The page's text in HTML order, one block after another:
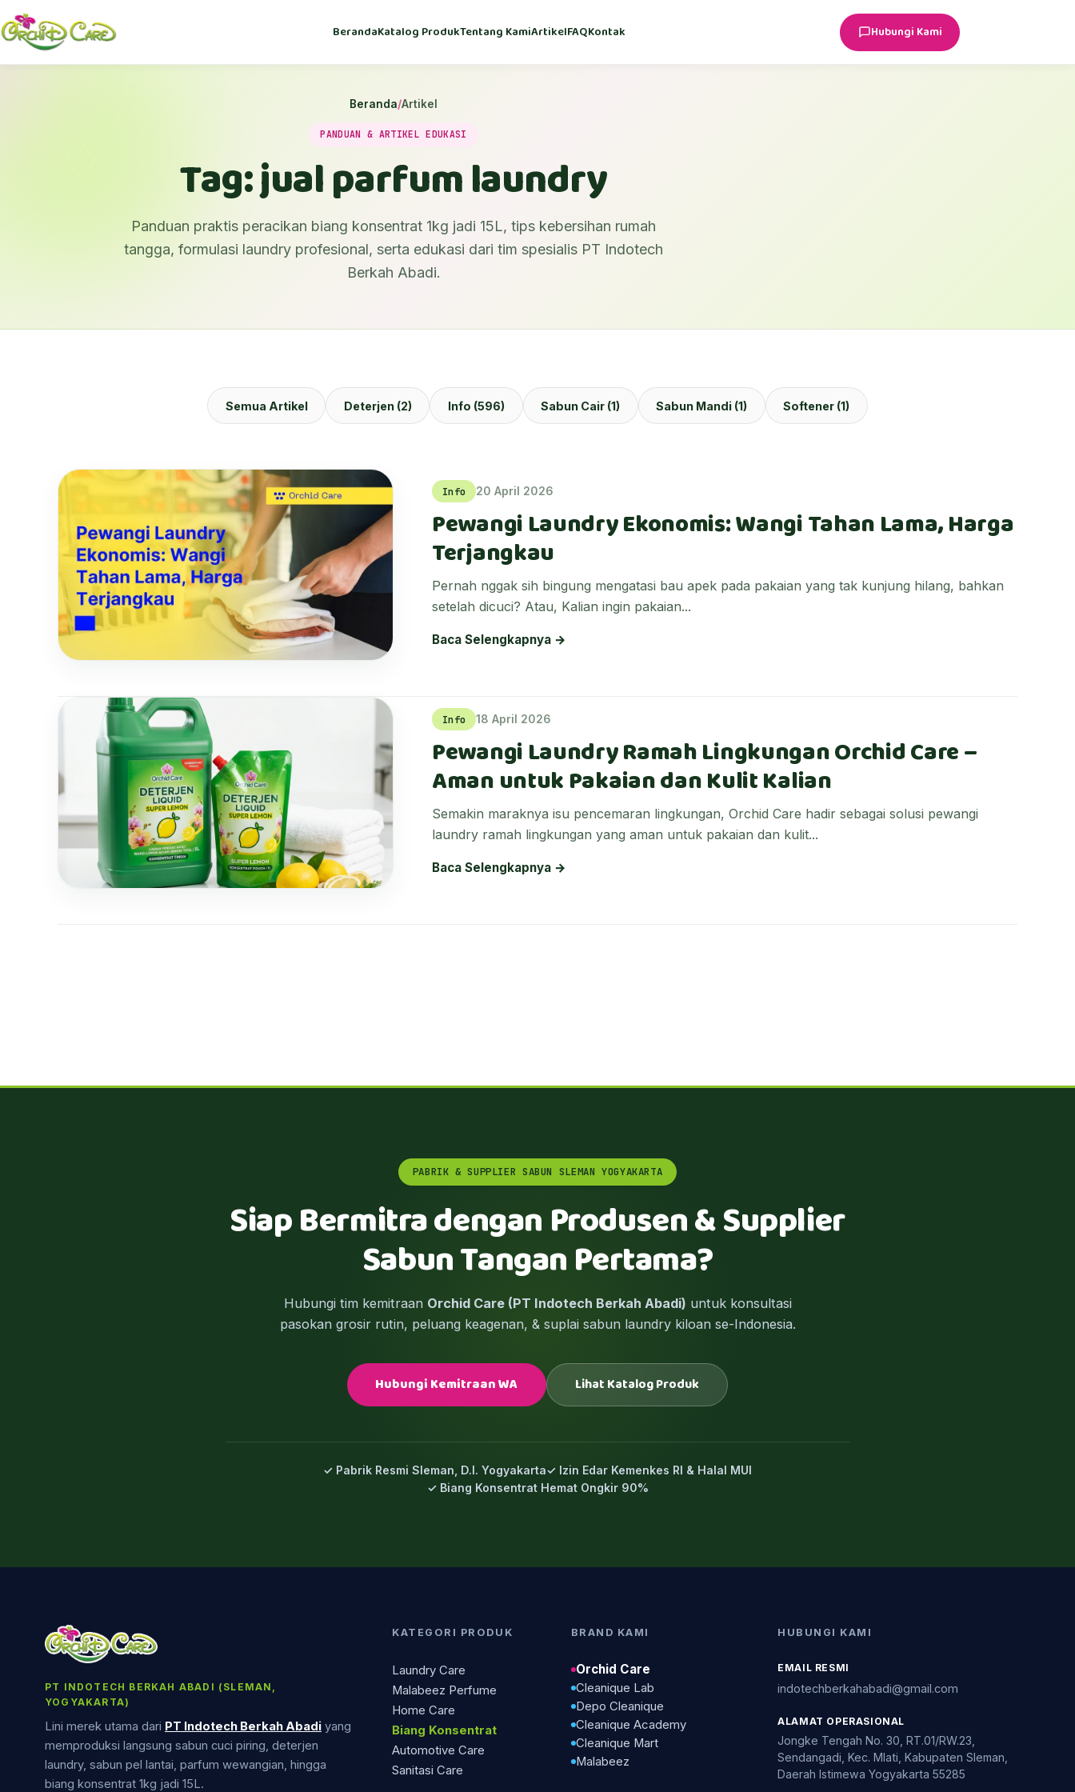
BerandaKatalog ProdukTentang KamiArtikelFAQKontak Hubungi Kami
Beranda/Artikel
PANDUAN & ARTIKEL EDUKASI
Tag: jual parfum laundry
Panduan praktis peracikan biang konsentrat 1kg jadi 15L, tips kebersihan rumah
tangga, formulasi laundry profesional, serta edukasi dari tim spesialis PT Indotech
Berkah Abadi.
Semua Artikel Deterjen (2) Info (596) Sabun Cair (1) Sabun Mandi (1) Softener (1)
Info 20 April 2026
Pewangi Laundry Ekonomis: Wangi Tahan Lama, Harga
Terjangkau
Pernah nggak sih bingung mengatasi bau apek pada pakaian yang tak kunjung hilang, bahkan
setelah dicuci? Atau, Kalian ingin pakaian...
Baca Selengkapnya →
Info 18 April 2026
Pewangi Laundry Ramah Lingkungan Orchid Care –
Aman untuk Pakaian dan Kulit Kalian
Semakin maraknya isu pencemaran lingkungan, Orchid Care hadir sebagai solusi pewangi
laundry ramah lingkungan yang aman untuk pakaian dan kulit...
Baca Selengkapnya →
PABRIK & SUPPLIER SABUN SLEMAN YOGYAKARTA
Siap Bermitra dengan Produsen & Supplier
Sabun Tangan Pertama?
Hubungi tim kemitraan Orchid Care (PT Indotech Berkah Abadi) untuk konsultasi
pasokan grosir rutin, peluang keagenan, & suplai sabun laundry kiloan se-Indonesia.
Hubungi Kemitraan WA Lihat Katalog Produk
✓ Pabrik Resmi Sleman, D.I. Yogyakarta✓ Izin Edar Kemenkes RI & Halal MUI
✓ Biang Konsentrat Hemat Ongkir 90%
PT INDOTECH BERKAH ABADI (SLEMAN,
YOGYAKARTA)
Lini merek utama dari PT Indotech Berkah Abadi yang
memproduksi langsung sabun cuci piring, deterjen
laundry, sabun pel lantai, parfum wewangian, hingga
biang konsentrat 1kg jadi 15L.
KATEGORI PRODUK
Laundry Care
Malabeez Perfume
Home Care
Biang Konsentrat
Automotive Care
Sanitasi Care
BRAND KAMI
Orchid Care
Cleanique Lab
Depo Cleanique
Cleanique Academy
Cleanique Mart
Malabeez
HUBUNGI KAMI
EMAIL RESMI
indotechberkahabadi@gmail.com
ALAMAT OPERASIONAL
Jongke Tengah No. 30, RT.01/RW.23,
Sendangadi, Kec. Mlati, Kabupaten Sleman,
Daerah Istimewa Yogyakarta 55285